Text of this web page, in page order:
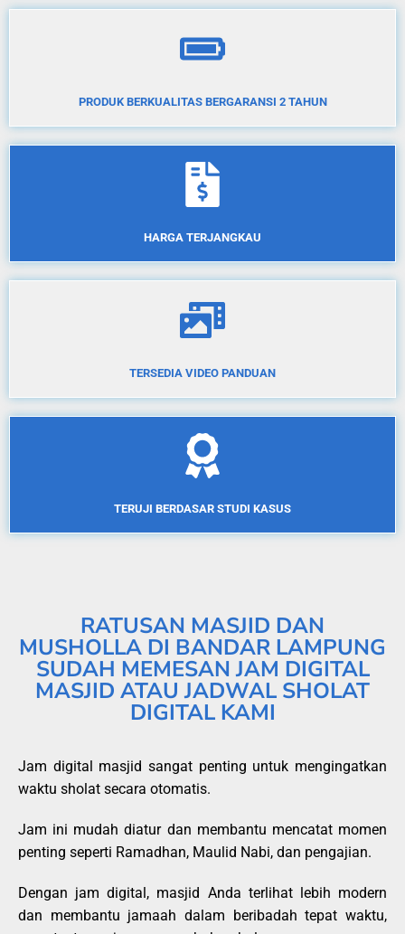
PRODUK BERKUALITAS BERGARANSI 2 TAHUN
HARGA TERJANGKAU
TERSEDIA VIDEO PANDUAN
TERUJI BERDASAR STUDI KASUS
RATUSAN MASJID DAN
MUSHOLLA DI BANDAR LAMPUNG
SUDAH MEMESAN JAM DIGITAL
MASJID ATAU JADWAL SHOLAT
DIGITAL KAMI
Jam digital masjid sangat penting untuk mengingatkan
waktu sholat secara otomatis.
Jam ini mudah diatur dan membantu mencatat momen
penting seperti Ramadhan, Maulid Nabi, dan pengajian.
Dengan jam digital, masjid Anda terlihat lebih modern
dan membantu jamaah dalam beribadah tepat waktu,